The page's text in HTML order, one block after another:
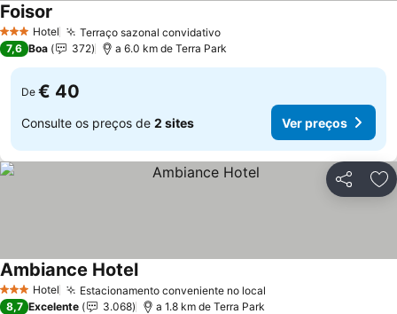
3 EstrelasHotel Terraço sazonal convidativoVer preços
Foisor
7,6 Boa 372 a 6.0 km de Terra Park
De € 40
Consulte os preços de 2 sites Ver preços
Partilhar
3 EstrelasHotel Estacionamento conveniente no local
Ambiance HotelVer preços
8,7 Excelente 3.068 a 1.8 km de Terra Park